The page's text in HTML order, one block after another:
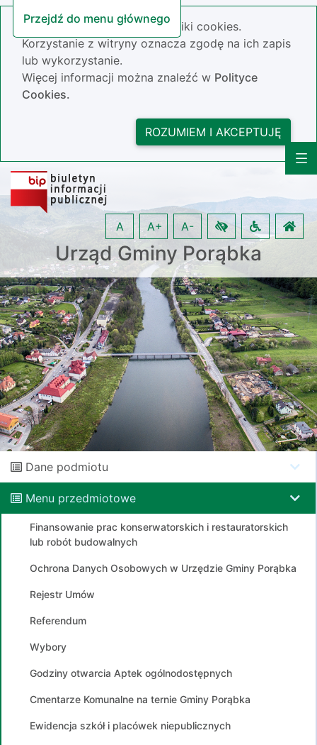
Przejdź do menu głównego
Nasza strona wykorzystuje pliki cookies.
Korzystanie z witryny oznacza zgodę na ich zapis
lub wykorzystanie.
Więcej informacji można znaleźć w Polityce
Cookies.
ROZUMIEM I AKCEPTUJĘ
Urząd Gminy Porąbka
A A+ A-
Dane podmiotu
Menu przedmiotowe
Finansowanie prac konserwatorskich i restauratorskich
lub robót budowalnych
Ochrona Danych Osobowych w Urzędzie Gminy Porąbka
Rejestr Umów
Referendum
Wybory
Godziny otwarcia Aptek ogólnodostępnych
Cmentarze Komunalne na ternie Gminy Porąbka
Ewidencja szkół i placówek niepublicznych